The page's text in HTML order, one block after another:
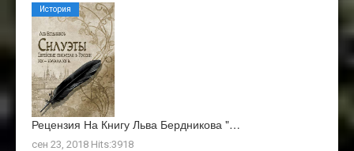
Рецензия На Книгу Льва Бердникова "…
сен 23, 2018 Hits:3918
История